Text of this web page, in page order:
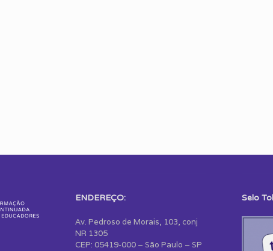
ENDEREÇO:
Av. Pedroso de Morais, 103, conj
NR 1305
CEP: 05419-000 – São Paulo – SP
Selo